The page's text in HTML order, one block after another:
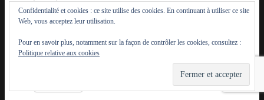
mail
Confidentialité et cookies : ce site utilise des cookies. En continuant à utiliser ce site
Web, vous acceptez leur utilisation.
Pour en savoir plus, notamment sur la façon de contrôler les cookies, consultez :
Politique relative aux cookies